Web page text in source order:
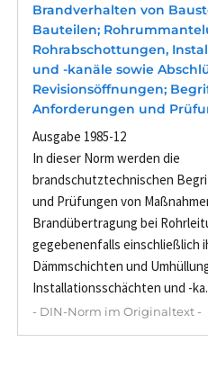
Brandverhalten von
Bauteilen;
Rohrabschottungen,
und -kanäle sowie
Revisionsöffnungen;
Anforderungen und
Ausgabe 1985-12
In dieser Norm werden die
brandschutztechnischen
und Prüfungen von
Brandübertragung bei
gegebenenfalls einschließlich
Dämmschichten und
Installationsschächten und -
- DIN-Norm im Originaltext -